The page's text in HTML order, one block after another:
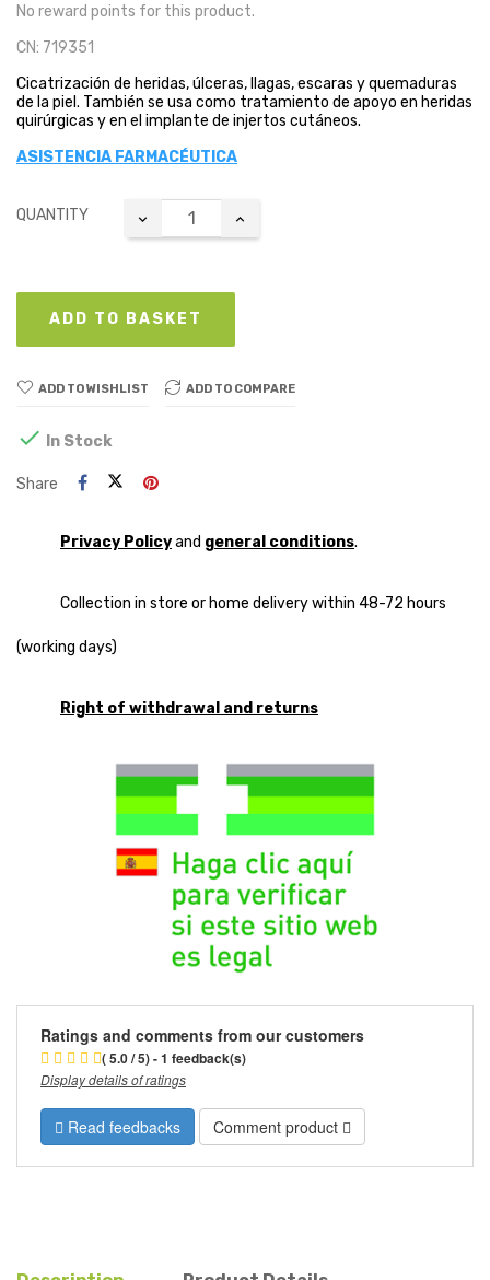
No reward points for this product.
CN: 719351
Cicatrización de heridas, úlceras, llagas, escaras y quemaduras
de la piel. También se usa como tratamiento de apoyo en heridas
quirúrgicas y en el implante de injertos cutáneos.
ASISTENCIA FARMACÉUTICA
QUANTITY
ADD TO BASKET
ADD TO WISHLIST ADD TO COMPARE
 In Stock
Share
Privacy Policyand general conditions.
Collection in store or home delivery within 48-72 hours
(working days)
Right of withdrawal and returns
Ratings and comments from our customers
( 5.0 / 5) - 1 feedback(s)
Display details of ratings
Read feedbacks Comment product